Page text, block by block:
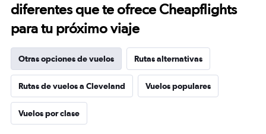
diferentes que te ofrece Cheapflights
para tu próximo viaje
Otras opciones de vuelos Rutas alternativas
Rutas de vuelos a Cleveland Vuelos populares
Vuelos por clase